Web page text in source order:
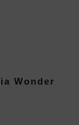
Wonder